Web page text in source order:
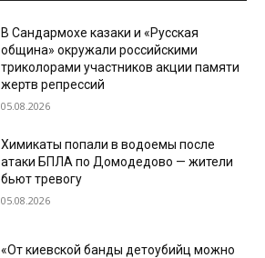
В Сандармохе казаки и «Русская
община» окружали российскими
триколорами участников акции памяти
жертв репрессий
05.08.2026
Химикаты попали в водоемы после
атаки БПЛА по Домодедово — жители
бьют тревогу
05.08.2026
«От киевской банды детоубийц можно